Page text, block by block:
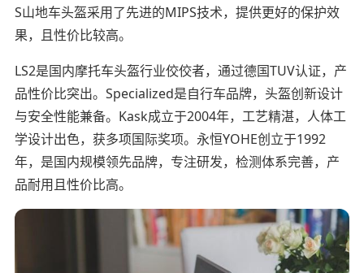
S山地车头盔采用了先进的MIPS技术，提供更好的保护效
果，且性价比较高。
LS2是国内摩托车头盔行业佼佼者，通过德国TUV认证，产
品性价比突出。Specialized是自行车品牌，头盔创新设计
与安全性能兼备。Kask成立于2004年，工艺精湛，人体工
学设计出色，获多项国际奖项。永恒YOHE创立于1992
年，是国内规模领先品牌，专注研发，检测体系完善，产
品耐用且性价比高。